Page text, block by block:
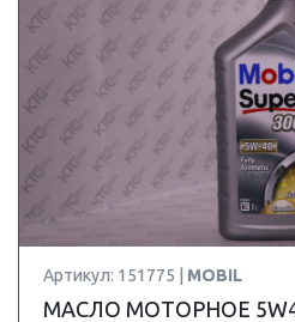
Артикул: 151775 | MOBIL
МАСЛО МОТОРНОЕ